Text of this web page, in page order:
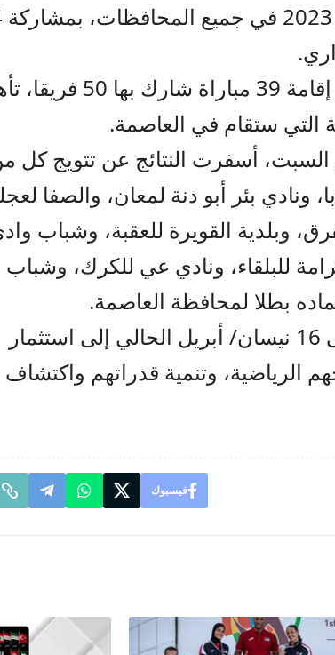
وتضمنت منافسات الدور الثاني إقامة 39 مباراة شارك
السبت، أسفرت النتائج عن تتويج كل
ونادي بئر أبو دنة لمعان، والصفا
وبلدية القويرة للعقبة، وشباب
للبلقاء، ونادي عي للكرك، وشباب
بطلا لمحافظة العاصمة.
وتهدف البطولة التي تستمر حتى 16 نيسان/ أبريل الحالي إلى استثمار
الرياضية، وتنمية قدراتهم واكتشاف
فيسبوك